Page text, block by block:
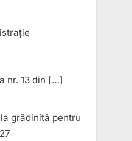
nr. 13 din […]
grădiniță pentru